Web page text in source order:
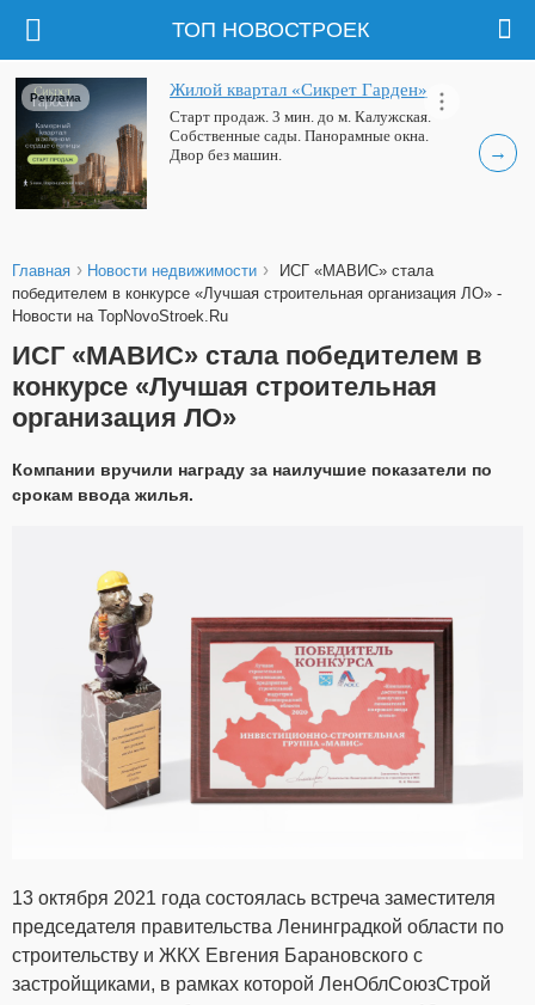
ТОП НОВОСТРОЕК
→
Жилой квартал «Сикрет Гарден»
Старт продаж. 3 мин. до м. Калужская.
Собственные сады. Панорамные окна.
Двор без машин.
Реклама
Главная › Новости недвижимости ›
ИСГ «МАВИС» стала
победителем в конкурсе «Лучшая строительная организация ЛО» -
Новости на TopNovoStroek.Ru
ИСГ «МАВИС» стала победителем в
конкурсе «Лучшая строительная
организация ЛО»
Компании вручили награду за наилучшие показатели по
срокам ввода жилья.
13 октября 2021 года состоялась встреча заместителя
председателя правительства Ленинградкой области по
строительству и ЖКХ Евгения Барановского с
застройщиками, в рамках которой ЛенОблСоюзСтрой